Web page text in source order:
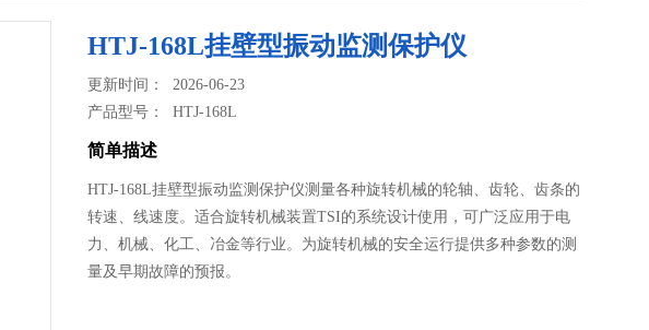
HTJ-168L挂壁型振动监测保护仪
更新时间： 2026-06-23
产品型号：HTJ-168L
简单描述
HTJ-168L挂壁型振动监测保护仪测量各种旋转机械的轮轴、齿轮、齿条的
转速、线速度。适合旋转机械装置TSI的系统设计使用，可广泛应用于电
力、机械、化工、冶金等行业。为旋转机械的安全运行提供多种参数的测
量及早期故障的预报。